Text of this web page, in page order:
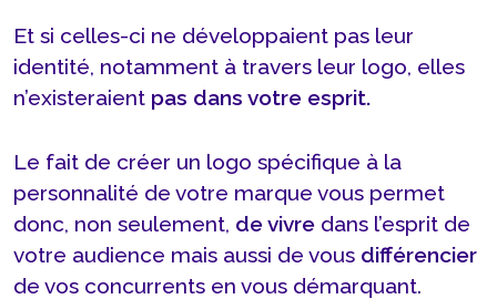
Et si celles-ci ne développaient pas leur
identité, notamment à travers leur logo, elles
n’existeraient pas dans votre esprit.
Le fait de créer un logo spécifique à la
personnalité de votre marque vous permet
donc, non seulement, de vivre dans l’esprit de
votre audience mais aussi de vous différencier
de vos concurrents en vous démarquant.